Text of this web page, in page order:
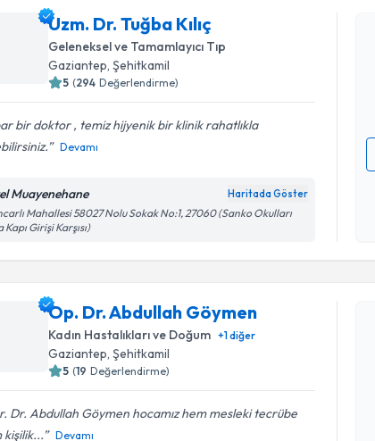
Uzm. Dr. Tuğba Kılıç
Geleneksel ve Tamamlayıcı Tıp
Gaziantep, Şehitkamil
5 (294 Değerlendirme)
bir doktor , temiz hijyenik bir klinik rahatlıkla
Devamı
Muayenehane Haritada Göster
Mahallesi 58027 Nolu Sokak No:1, 27060 (Sanko Okulları
Kapı Girişi Karşısı)
Op. Dr. Abdullah Göymen
Kadın Hastalıkları ve Doğum +1diğer
Gaziantep, Şehitkamil
5 (19 Değerlendirme)
Dr. Abdullah Göymen hocamız hem mesleki tecrübe
kişilik...
Devamı